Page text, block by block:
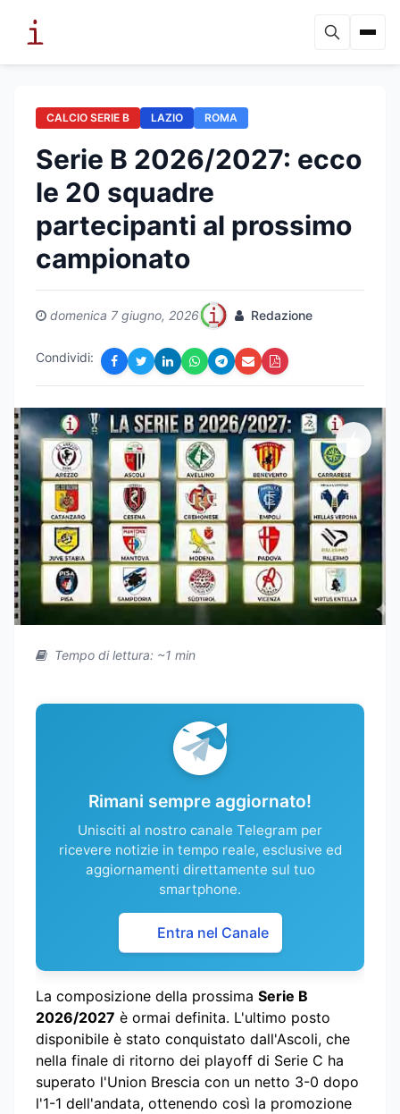
CALCIO SERIE B LAZIO ROMA
Serie B 2026/2027: ecco
le 20 squadre
partecipanti al prossimo
campionato
domenica 7 giugno, 2026 Redazione
Condividi:
Tempo di lettura: ~1 min
Rimani sempre aggiornato!
Unisciti al nostro canale Telegram per
ricevere notizie in tempo reale, esclusive ed
aggiornamenti direttamente sul tuo
smartphone.
Entra nel Canale
La composizione della prossima Serie B
2026/2027 è ormai definita. L'ultimo posto
disponibile è stato conquistato dall'Ascoli, che
nella finale di ritorno dei playoff di Serie C ha
superato l'Union Brescia con un netto 3-0 dopo
l'1-1 dell'andata, ottenendo così la promozione